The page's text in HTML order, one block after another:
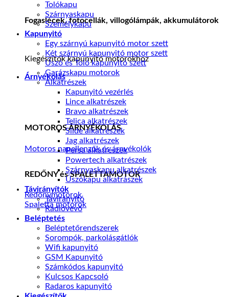
Fogaslécek, fotocellák, villogólámpák, akkumulátorok
Kiegészítók kapunyitó motorokhoz
Árnyékolás
MOTOROS ÁRNYÉKOLÁS
Motoros napellenzők és árnyékolók
REDŐNY és SPALETTAMOTOR
Redőnymotorok
Spaletta motorok
Tolókapu
Szárnyaskapu
Személykapu
Kapunyitó
Egy szárnyú kapunyitó motor szett
Két szárnyú kapunyitó motor szett
Úszó és Toló kapunyitó szett
Garázskapu motorok
Alkatrészek
Kapunyitó vezérlés
Lince alkatrészek
Bravo alkatrészek
Telica alkatrészek
Slide alkatrészek
Jag alkatrészek
Persa alkatrészek
Powertech alkatrészek
Szárnyaskapu alkatrészek
Úszókapu alkatrászek
Távirányítók
Távirányító
Radióvevő
Beléptetés
Beléptetőrendszerek
Sorompók, parkolásgátlók
Wifi kapunyitó
GSM Kapunyitó
Számkódos kapunyitó
Kulcsos Kapcsoló
Radaros kapunyitó